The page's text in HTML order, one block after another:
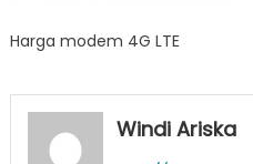
Harga modem 4G LTE
Windi Ariska